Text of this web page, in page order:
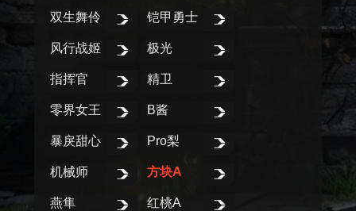
双生舞伶 铠甲勇士
风行战姬 极光
指挥官 精卫
零界女王 B酱
暴戾甜心 Pro梨
机械师 方块A
燕隼 红桃A